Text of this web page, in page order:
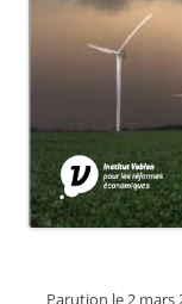
Parution le 2 mars